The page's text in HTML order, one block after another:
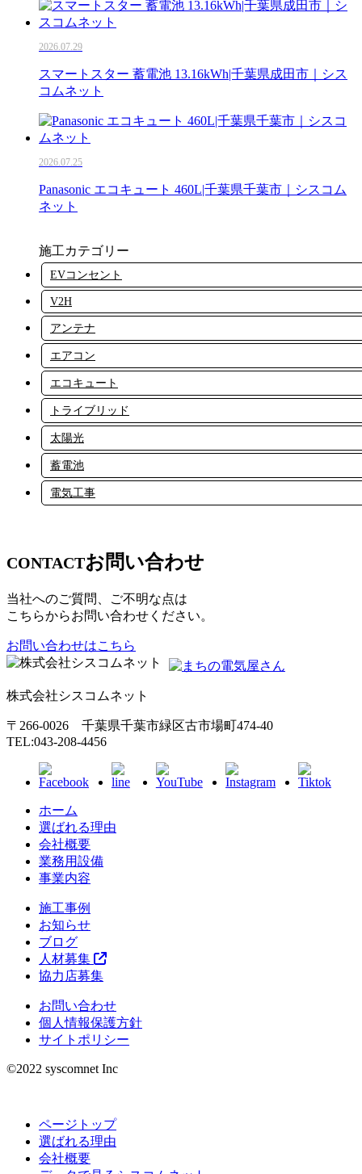
2026.07.29
スマートスター 蓄電池 13.16kWh|千葉県成田市｜シス
コムネット
2026.07.25
Panasonic エコキュート 460L|千葉県千葉市｜シスコム
ネット
施工カテゴリー
EVコンセント
V2H
アンテナ
エアコン
エコキュート
トライブリッド
太陽光
蓄電池
電気工事
CONTACTお問い合わせ
当社へのご質問、ご不明な点は
こちらからお問い合わせください。
お問い合わせはこちら
株式会社シスコムネット
〒266-0026 千葉県千葉市緑区古市場町474-40
TEL:043-208-4456
ホーム
選ばれる理由
会社概要
業務用設備
事業内容
施工事例
お知らせ
ブログ
人材募集
協力店募集
お問い合わせ
個人情報保護方針
サイトポリシー
©︎2022 syscomnet Inc
ページトップ
選ばれる理由
会社概要